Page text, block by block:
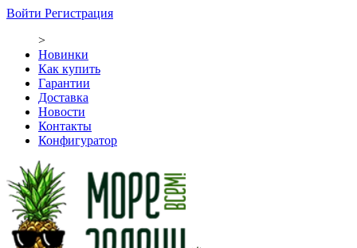
Войти Регистрация
>
Новинки
Как купить
Гарантии
Доставка
Новости
Контакты
Конфигуратор